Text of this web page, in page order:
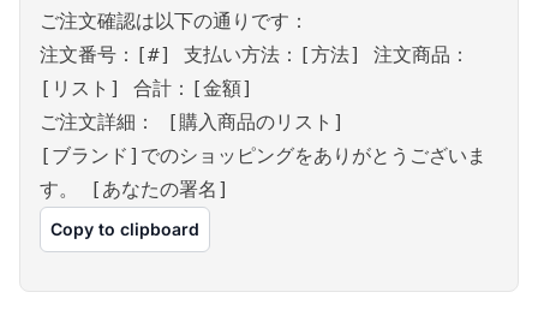
ご注文確認は以下の通りです：
注文番号：[#] 支払い方法：[方法] 注文商品：
[リスト] 合計：[金額]
ご注文詳細： [購入商品のリスト]
[ブランド]でのショッピングをありがとうございま
す。 [あなたの署名]
Copy to clipboard